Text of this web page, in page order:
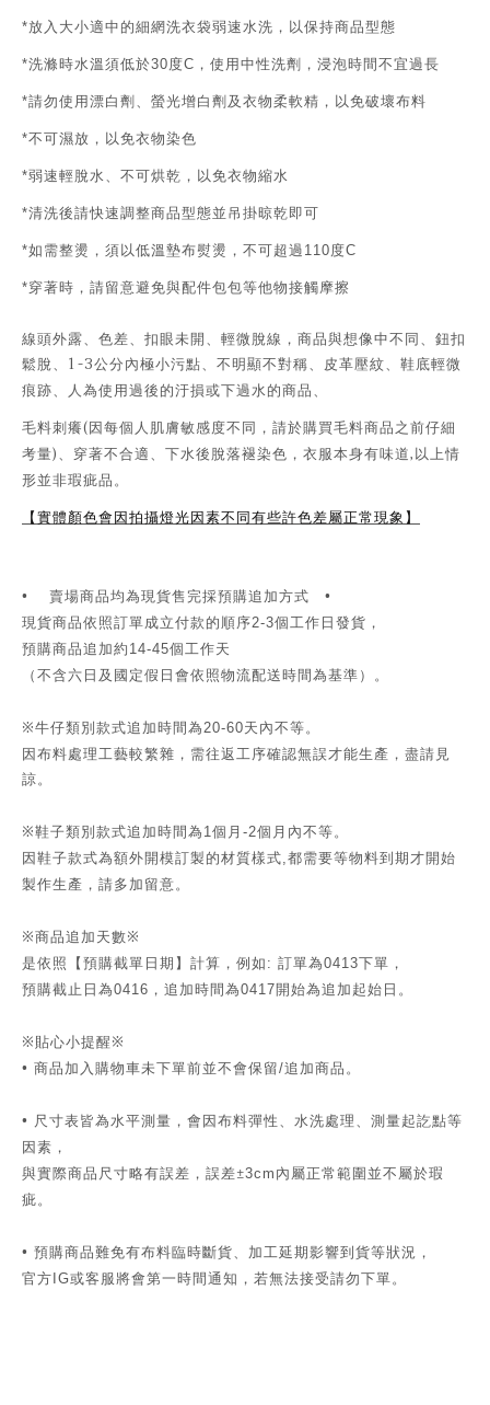
*放入大小適中的細網洗衣袋弱速水洗，以保持商品型態
*洗滌時水溫須低於30度C ，使用中性洗劑，浸泡時間不宜過長
*請勿使用漂白劑、螢光增白劑及衣物柔軟精，以免破壞布料
*不可濕放，以免衣物染色
*弱速輕脫水、不可烘乾，以免衣物縮水
*清洗後請快速調整商品型態並吊掛晾乾即可
*如需整燙，須以低溫墊布熨燙，不可超過 110度C
*穿著時，請留意避免與配件包包等他物接觸摩擦
線頭外露、色差、扣眼未開、輕微脫線，商品與想像中不同、鈕扣
鬆脫、 1-3公分內極小污點、不明顯不對稱、皮革壓紋、鞋底輕微
痕跡、人為使用過後的汙損或下過水的商品、
毛料刺癢(因每個人肌膚敏感度不同，請於購買毛料商品之前仔細
考量)、穿著不合適、下水後脫落褪染色，衣服本身有味道,以上情
形並非瑕疵品。
【實體顏色會因拍攝燈光因素不同有些許色差屬正常現象】
•
賣場商品均為現貨售完採預購追加方式 •
現貨商品依照訂單成立付款的順序2-3個工作日發貨，
預購商品追加約 14-45個工作天
（不含六日及國定假日會依照物流配送時間為基準）。
※牛仔類別款式追加時間為 20-60天內不等。
因布料處理工藝較繁雜，需往返工序確認無誤才能生產，盡請見
諒。
※鞋子類別款式追加時間為 1 個月 -2個月內不等。
因鞋子款式為額外開模訂製的材質樣式 都需要等物料到期才開始
製作生產，請多加留意。
※商品追加天數※
是依照【預購截單日期】計算，例如 : 訂單為0413下單，
預購截止日為0416 ，追加時間為0417開始為追加起始日。
※貼心小提醒※
• 商品加入購物車未下單前並不會保留/追加商品。
• 尺寸表皆為水平測量，會因布料彈性、水洗處理、測量起訖點等
因素，
與實際商品尺寸略有誤差，誤差±3cm 內屬正常範圍並不屬於瑕
疵。
• 預購商品難免有布料臨時斷貨、加工延期影響到貨等狀況，
官方 IG或客服將會第一時間通知，若無法接受請勿下單。